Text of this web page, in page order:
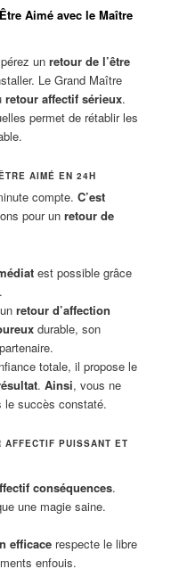
Aimé avec le Maître
unretour de l’être
Le Grand Maître
retour affectif sérieux.
permet de rétablir les
AIMÉ EN 24H
compte.C’est
pour unretour de
est possible grâce
retour d’affection
durable, son
totale, il propose le
. Ainsi, vous ne
le succès constaté.
AFFECTIF PUISSANT ET
conséquences.
une magie saine.
efficacerespecte le libre
enfouis.